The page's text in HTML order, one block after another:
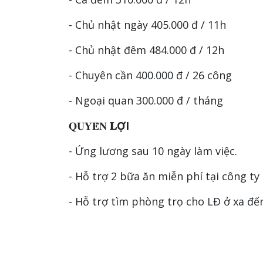
- Chủ nhật ngày 405.000 đ / 11h
- Chủ nhật đêm 484.000 đ / 12h
- Chuyên cần 400.000 đ / 26 công
- Ngoại quan 300.000 đ / tháng
𝐐𝐔𝐘𝐄̂̀𝐍 𝐋ỢI
- Ứng lương sau 10 ngày làm việc.
- Hỗ trợ 2 bữa ăn miễn phí tại công ty
- Hỗ trợ tìm phòng trọ cho LĐ ở xa